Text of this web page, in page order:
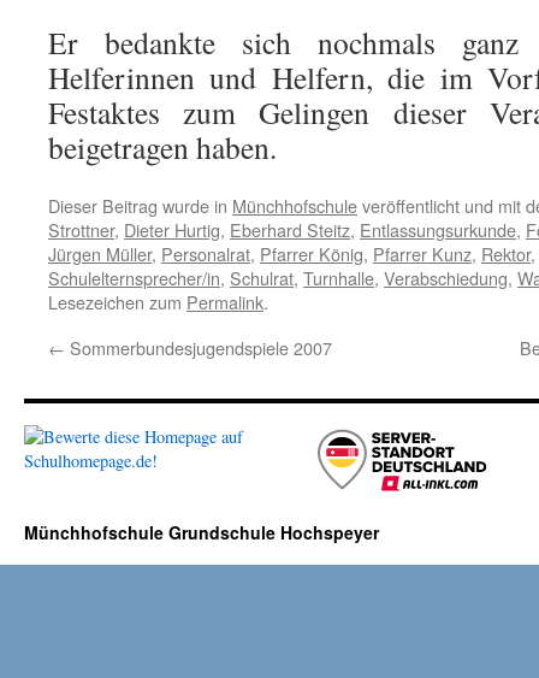
Er bedankte sich nochmals ganz
Helferinnen und Helfern, die im
Festaktes zum Gelingen dieser
beigetragen haben.
Dieser Beitrag wurde in Münchhofschuleveröffentlicht und mit
Strottner, Dieter Hurtig, Eberhard Steitz, Entlassungsurkunde,
Jürgen Müller, Personalrat, Pfarrer König, Pfarrer Kunz, Rektor,
Schulelternsprecher/in, Schulrat, Turnhalle, Verabschiedung,
Lesezeichen zum Permalink.
← Sommerbundesjugendspiele 2007
Münchhofschule Grundschule Hochspeyer